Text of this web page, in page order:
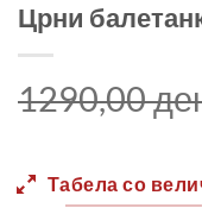
Црни
1290,00
Табела со